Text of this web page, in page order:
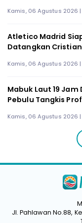
Kamis, 06 Agustus 2026 |
Atletico Madrid
Datangkan
Kamis, 06 Agustus 2026 |
Mabuk Laut 19
Pebulu Tangkis
Kamis, 06 Agustus 2026 |
Jl. Pahlawan No.88,